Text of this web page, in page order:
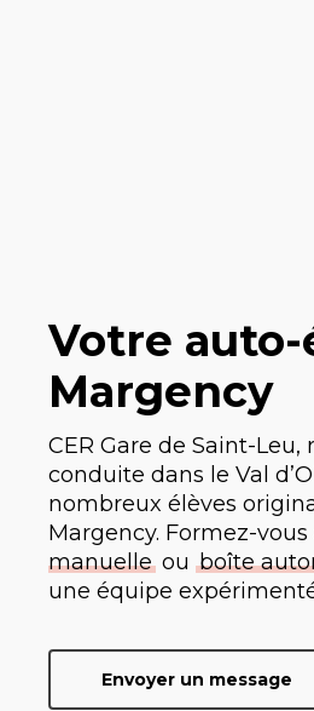
Votre auto-
Margency
CER Gare de Saint-Leu,
conduite dans le Val
nombreux élèves
Margency. Formez-
manuelle ouboîte
une équipe
Envoyer un message